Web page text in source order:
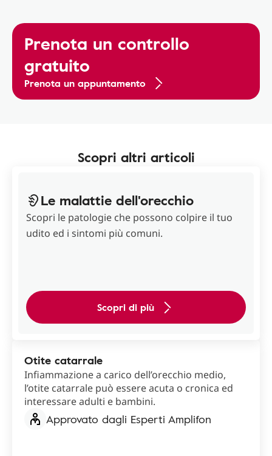
Prenota un controllo
gratuito
Prenota un appuntamento
Scopri altri articoli
Le malattie dell'orecchio
Scopri le patologie che possono colpire il tuo
udito ed i sintomi più comuni.
Scopri di più
Otite catarrale
Infiammazione a carico dell’orecchio medio,
l’otite catarrale può essere acuta o cronica ed
interessare adulti e bambini.
Approvato dagli Esperti Amplifon